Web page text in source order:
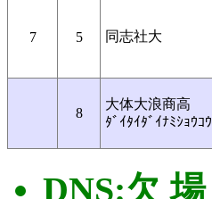
7 5 同志社大
8
大体大浪商高
ﾀﾞｲﾀｲﾀﾞｲﾅﾐｼｮｳｺｳ
DNS:欠 場